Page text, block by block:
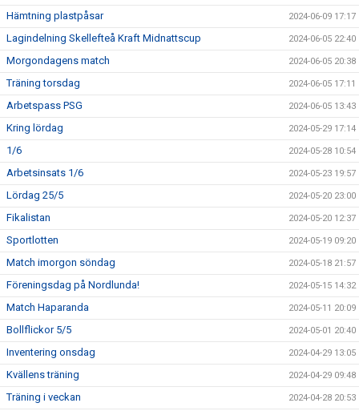
Hämtning plastpåsar 2024-06-09 17:17
Lagindelning Skellefteå Kraft Midnattscup 2024-06-05 22:40
Morgondagens match 2024-06-05 20:38
Träning torsdag 2024-06-05 17:11
Arbetspass PSG 2024-06-05 13:43
Kring lördag 2024-05-29 17:14
1/6 2024-05-28 10:54
Arbetsinsats 1/6 2024-05-23 19:57
Lördag 25/5 2024-05-20 23:00
Fikalistan 2024-05-20 12:37
Sportlotten 2024-05-19 09:20
Match imorgon söndag 2024-05-18 21:57
Föreningsdag på Nordlunda! 2024-05-15 14:32
Match Haparanda 2024-05-11 20:09
Bollflickor 5/5 2024-05-01 20:40
Inventering onsdag 2024-04-29 13:05
Kvällens träning 2024-04-29 09:48
Träning i veckan 2024-04-28 20:53